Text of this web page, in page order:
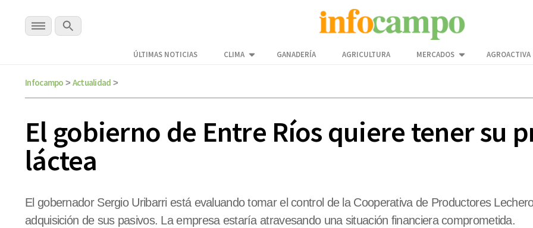
ÚLTIMAS NOTICIAS CLIMA GANADERÍA AGRICULTURA MERCADOS AGROACTIVA
Infocampo > Actualidad >
El gobierno de Entre Ríos quiere tener su
láctea
El gobernador Sergio Uribarri está evaluando tomar el control de la Cooperativa de Productores
adquisición de sus pasivos. La empresa estaría atravesando una situación financiera comprometida.